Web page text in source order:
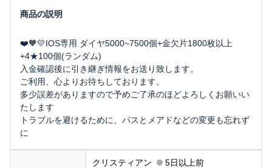
❤️🧡💛IOS専用 ダイヤ5000~7500個+金欠片1800枚以上
+4★100個(ランダム)
入金確認後に引き継ぎ情報をお送り致します。
ご利用、心よりお待ちしております。
多少誤差がありますので予めご了承のほどよろしくお願いい
たします
トラブルを避けるために、パスとメアドなどの変更も忘れず
に
クリスティアン
5日以上前